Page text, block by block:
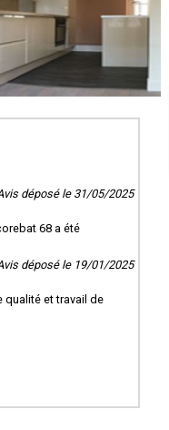
déposé le 31/05/2025
68 a été
déposé le 19/01/2025
qualité et travail de